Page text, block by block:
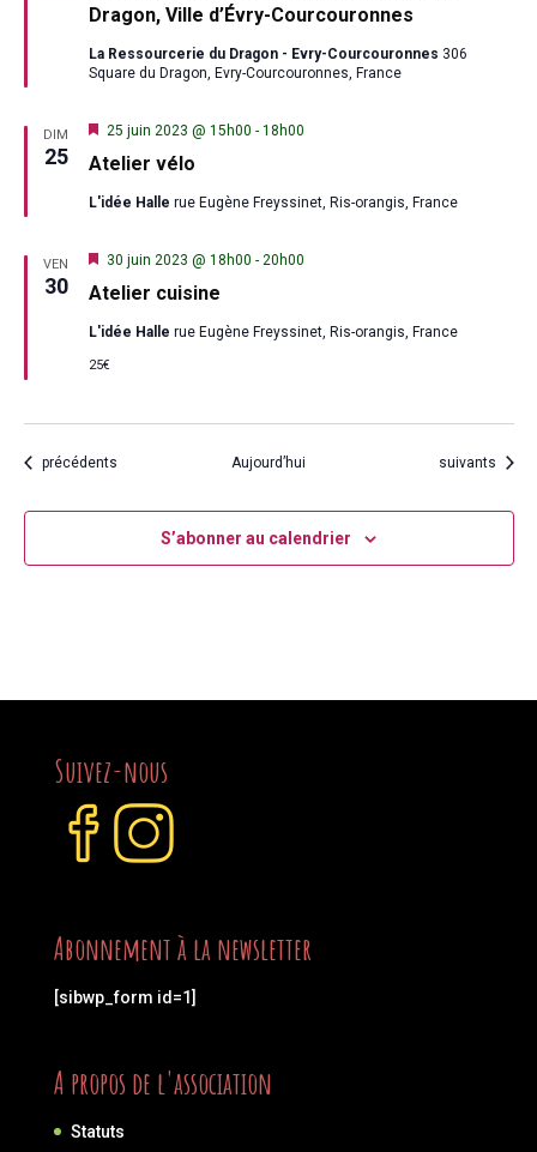
Dragon, Ville d’Évry-Courcouronnes
La Ressourcerie du Dragon - Evry-Courcouronnes 306
Square du Dragon, Evry-Courcouronnes, France
DIM
25 Atelier vélo
Mis
avant
25 juin 2023 @ 15h00 - 18h00
L'idée Halle rue Eugène Freyssinet, Ris-orangis, France
VEN
30 Atelier cuisine
Mis
avant
30 juin 2023 @ 18h00 - 20h00
L'idée Halle rue Eugène Freyssinet, Ris-orangis, France
25€
Évènements
précédents Aujourd’hui Évènements
suivants
S’abonner au calendrier
Suivez-nous
Abonnement à la newsletter
[sibwp_form id=1]
A propos de l'association
Statuts